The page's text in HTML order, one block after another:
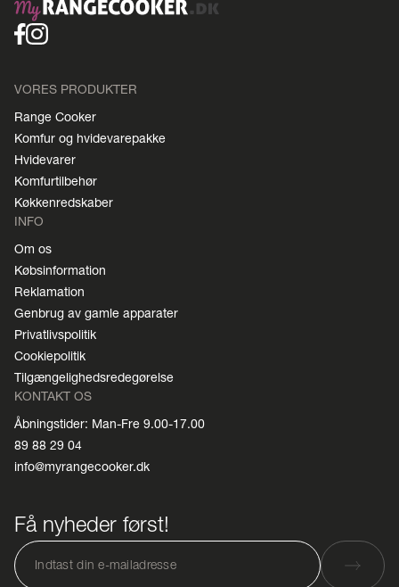
VORES PRODUKTER
Range Cooker
Komfur og hvidevarepakke
Hvidevarer
Komfurtilbehør
Køkkenredskaber
INFO
Om os
Købsinformation
Reklamation
Genbrug av gamle apparater
Privatlivspolitik
Cookiepolitik
Tilgængelighedsredegørelse
KONTAKT OS
Åbningstider: Man-Fre 9.00-17.00
89 88 29 04
info@myrangecooker.dk
Få nyheder først!